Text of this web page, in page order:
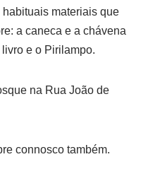
materiais que
a caneca e a chávena
e o Pirilampo.
na Rua João de
connosco também.